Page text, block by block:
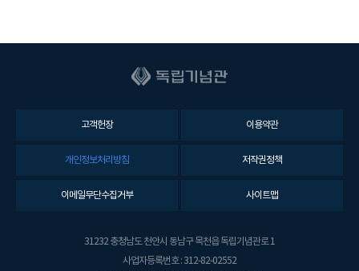
고객헌장 이용약관
개인정보처리방침 저작권정책
이메일무단수집거부 사이트맵
31232 충청남도 천안시 동남구 목천읍 독립기념관로 1
사업자등록번호 : 312-82-02552